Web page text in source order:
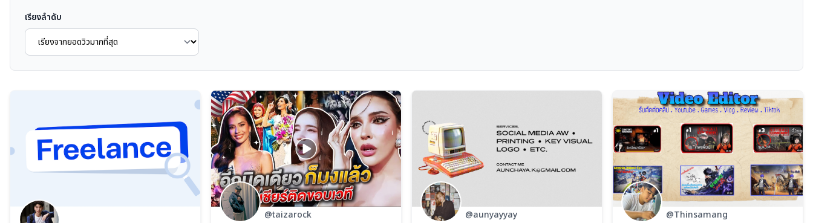
เรียงลำดับ
@taizarock @aunyayyay @Thinsamang